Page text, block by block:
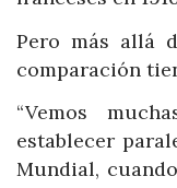
Pero más allá
comparación
“Vemos
establecer
Mundial,